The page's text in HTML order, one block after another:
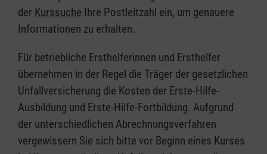
der Kurssuche Ihre Postleitzahl ein, um genauere
Informationen zu erhalten.
Für betriebliche Ersthelferinnen und Ersthelfer
übernehmen in der Regel die Träger der gesetzlichen
Unfallversicherung die Kosten der Erste-Hilfe-
Ausbildung und Erste-Hilfe-Fortbildung. Aufgrund
der unterschiedlichen Abrechnungsverfahren
vergewissern Sie sich bitte vor Beginn eines Kurses